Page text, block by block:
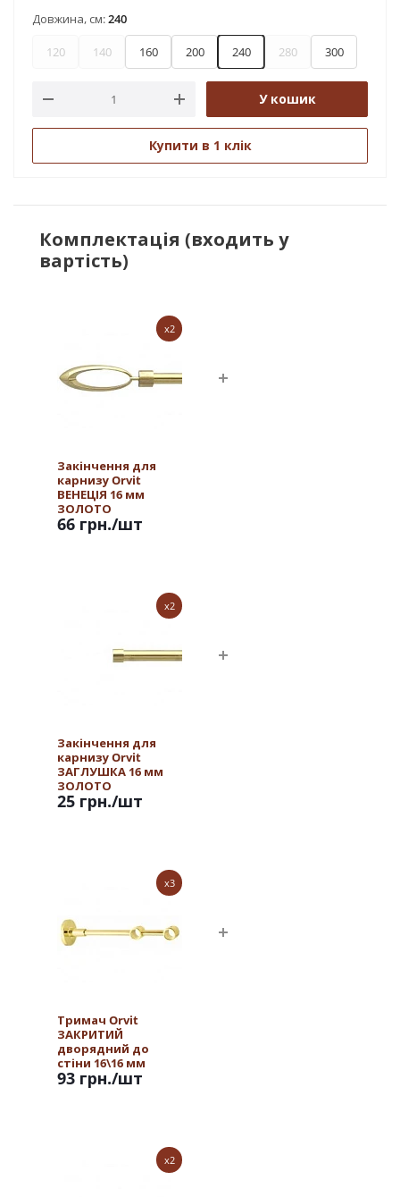
Довжина, см:240
120 140 160 200 240 280 300
У кошик
Купити в 1 клік
Комплектація (входить у
вартість)
x2
Закінчення для
карнизу Orvit
ВЕНЕЦІЯ 16 мм
ЗОЛОТО
66 грн./шт
x2
Закінчення для
карнизу Orvit
ЗАГЛУШКА 16 мм
ЗОЛОТО
25 грн./шт
x3
Тримач Orvit
ЗАКРИТИЙ
дворядний до
стіни 16\16 мм
ЗОЛОТО
93 грн./шт
x2